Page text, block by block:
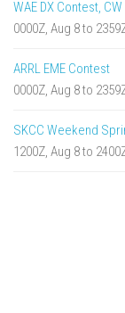
WAE DX Contest, CW
0000Z, Aug 8 to
ARRL EME Contest
0000Z, Aug 8 to
SKCC Weekend
1200Z, Aug 8 to